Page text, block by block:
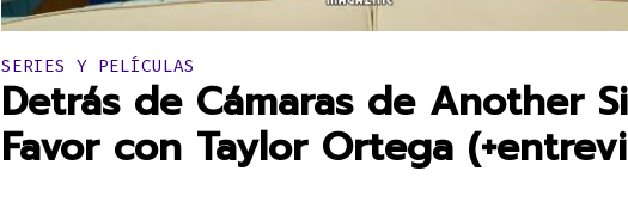
Publicado en:
SERIES Y PELÍCULAS
Detrás de Cámaras de Another
Favor con Taylor Ortega